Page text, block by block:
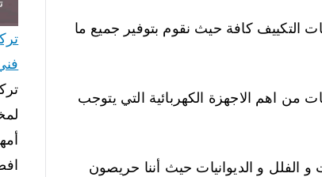
التكييف كافة حيث نقوم بتوفير جميع ما
من اهم الاجهزة الكهربائية التي يتوجب
و الفلل و الديوانيات حيث أننا حريصون